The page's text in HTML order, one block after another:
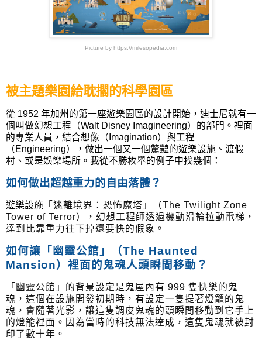
Picture by https://milesopedia.com
被主題樂園給耽擱的科學園區
從 1952 年加州的第一座遊樂園區的設計開始，迪士尼就有一
個叫做幻想工程（Walt Disney Imagineering）
的部門。裡面
的專業人員，結合想像（Imagination）與工程
（Engineering），做出一個又一個驚豔的遊樂設施、渡假
村、或是娛樂場所。我從不勝枚舉的例子中找幾個 ：
如何做出超越重力的自由落體？
遊樂設施 「迷離境界：恐怖魔塔」（The Twilight Zone
Tower of Terror），幻想工程師透過機動滑輪拉動電梯，
達到比靠重力往下掉還要快的假象。
如何讓「幽靈公館」（The Haunted
Mansion）裡面的鬼魂人頭瞬間移動？
「幽靈公館」的背景設定是鬼屋內有 999 隻快樂的鬼
魂，這個在設施開發初期時，有設定一隻提著燈籠的鬼
魂，會隨著光影，讓這隻調皮鬼魂的頭瞬間移動到它手上
的燈籠裡面。因為當時的科技無法達成，這隻鬼魂就被封
印了數十年。